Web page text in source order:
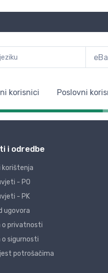
korisnici Poslovni
i odredbe
korištenja
- PO
- PK
ugovora
o privatnosti
o sigurnosti
potrošačima